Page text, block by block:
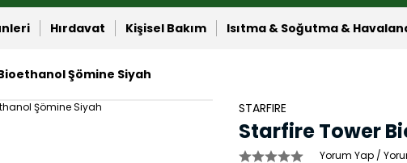
Hırdavat Kişisel Bakım Isıtma & Soğutma &
Şömine Siyah
STARFIRE
Starfire Tower
Yorum Yap /